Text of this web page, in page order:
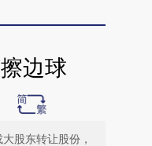
边球
股东转让股份，